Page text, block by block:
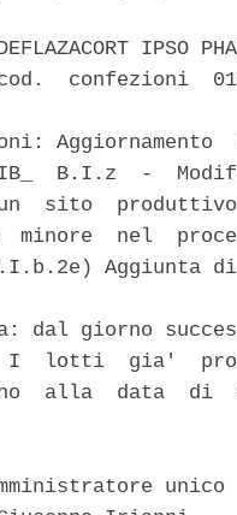
IPSO
confezioni
Aggiornamento
IB_  B.I.z  -
sito
nel
Aggiunta
dal giorno
I  lotti  gia'
alla  data  di
unico